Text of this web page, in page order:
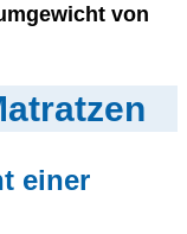
von
einer